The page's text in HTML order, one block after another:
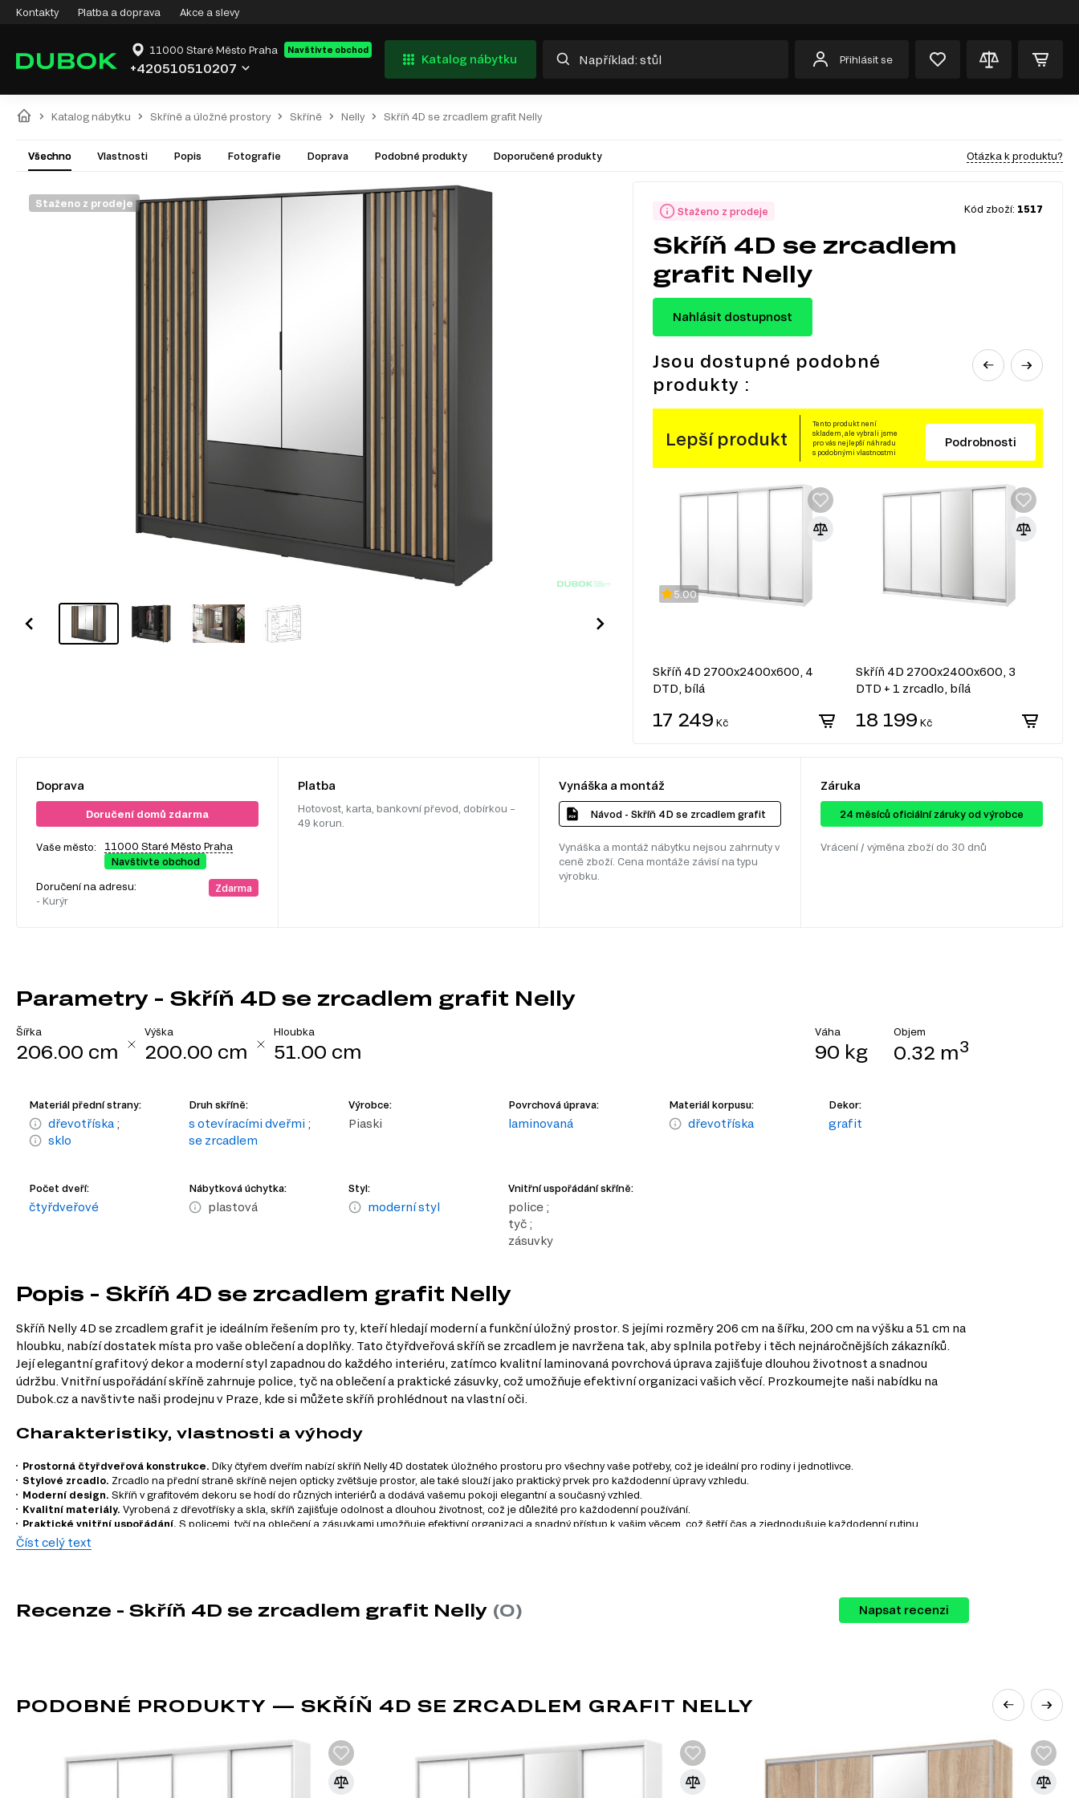
Kontakty Platba a doprava Akce a slevy
11000 Staré Město Praha Navštivte obchod
+420510510207
Katalog nábytku Přihlásit se
Katalog nábytku Skříně a úložné prostory Skříně Nelly Skříň 4D se zrcadlem grafit Nelly
Všechno Vlastnosti Popis Fotografie Doprava Podobné produkty Doporučené produkty Otázka k produktu?
Staženo z prodeje
Staženo z prodeje Kód zboží: 1517
Skříň 4D se zrcadlem
grafit Nelly
Nahlásit dostupnost
Jsou dostupné podobné
produkty :
Lepší produkt
Tento produkt není
skladem, ale vybrali jsme
pro vás nejlepší náhradu
s podobnými vlastnostmi
Podrobnosti
5.00
Skříň 4D 2700x2400x600, 4
DTD, bílá
17 249 Kč
Skříň 4D 2700x2400x600, 3
DTD + 1 zrcadlo, bílá
18 199 Kč
Doprava
Doručení domů zdarma
Vaše město:
11000 Staré Město Praha
Navštivte obchod
Doručení na adresu:
- Kurýr
Zdarma
Platba
Hotovost, karta, bankovní převod, dobírkou –
49 korun.
Vynáška a montáž
Návod - Skříň 4D se zrcadlem grafit
Vynáška a montáž nábytku nejsou zahrnuty v
ceně zboží. Cena montáže závisí na typu
výrobku.
Záruka
24 ​​​​měsíců oficiální záruky od výrobce
Vrácení / výměna zboží do 30 dnů
Parametry - Skříň 4D se zrcadlem grafit Nelly
Šířka
206.00 cm
Výška
200.00 cm
Hloubka
51.00 cm
Váha
90 kg
Objem
0.32 m3
Materiál přední strany:
dřevotříska ;
sklo
Druh skříně:
s otevíracími dveřmi ;
se zrcadlem
Výrobce:
Piaski
Povrchová úprava:
laminovaná
Materiál korpusu:
dřevotříska
Dekor:
grafit
Počet dveří:
čtyřdveřové
Nábytková úchytka:
plastová
Styl:
moderní styl
Vnitřní uspořádání skříně:
police ;
tyč ;
zásuvky
Popis - Skříň 4D se zrcadlem grafit Nelly
Skříň Nelly 4D se zrcadlem grafit je ideálním řešením pro ty, kteří hledají moderní a funkční úložný prostor. S jejími rozměry 206 cm na šířku, 200 cm na výšku a 51 cm na
hloubku, nabízí dostatek místa pro vaše oblečení a doplňky. Tato čtyřdveřová skříň se zrcadlem je navržena tak, aby splnila potřeby i těch nejnáročnějších zákazníků.
Její elegantní grafitový dekor a moderní styl zapadnou do každého interiéru, zatímco kvalitní laminovaná povrchová úprava zajišťuje dlouhou životnost a snadnou
údržbu. Vnitřní uspořádání skříně zahrnuje police, tyč na oblečení a praktické zásuvky, což umožňuje efektivní organizaci vašich věcí. Prozkoumejte naši nabídku na
Dubok.cz a navštivte naši prodejnu v Praze, kde si můžete skříň prohlédnout na vlastní oči.
Charakteristiky, vlastnosti a výhody
Prostorná čtyřdveřová konstrukce. Díky čtyřem dveřím nabízí skříň Nelly 4D dostatek úložného prostoru pro všechny vaše potřeby, což je ideální pro rodiny i jednotlivce.
Stylové zrcadlo. Zrcadlo na přední straně skříně nejen opticky zvětšuje prostor, ale také slouží jako praktický prvek pro každodenní úpravy vzhledu.
Moderní design. Skříň v grafitovém dekoru se hodí do různých interiérů a dodává vašemu pokoji elegantní a současný vzhled.
Kvalitní materiály. Vyrobená z dřevotřísky a skla, skříň zajišťuje odolnost a dlouhou životnost, což je důležité pro každodenní používání.
Praktické vnitřní uspořádání. S policemi, tyčí na oblečení a zásuvkami umožňuje efektivní organizaci a snadný přístup k vašim věcem, což šetří čas a zjednodušuje každodenní rutinu.
Snadná údržba.
Tento produkt není součástí modulového systému. Pokud máte zájem o další produkty, doporučujeme prozkoumat naši širokou nabídku na Dubok.cz.
syntetických pryskyřic jako pojiva. DTD je základním materiálem pro výrobu
Výhody DTD:
Číst celý text
Recenze - Skříň 4D se zrcadlem grafit Nelly (0) Napsat recenzi
PODOBNÉ PRODUKTY — SKŘÍŇ 4D SE ZRCADLEM GRAFIT NELLY